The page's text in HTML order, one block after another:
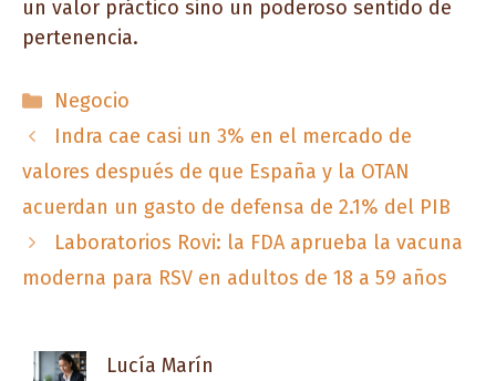
un valor práctico sino un poderoso sentido de
pertenencia.
Categorías
Negocio
Indra cae casi un 3% en el mercado de
valores después de que España y la OTAN
acuerdan un gasto de defensa de 2.1% del PIB
Laboratorios Rovi: la FDA aprueba la vacuna
moderna para RSV en adultos de 18 a 59 años
Lucía Marín